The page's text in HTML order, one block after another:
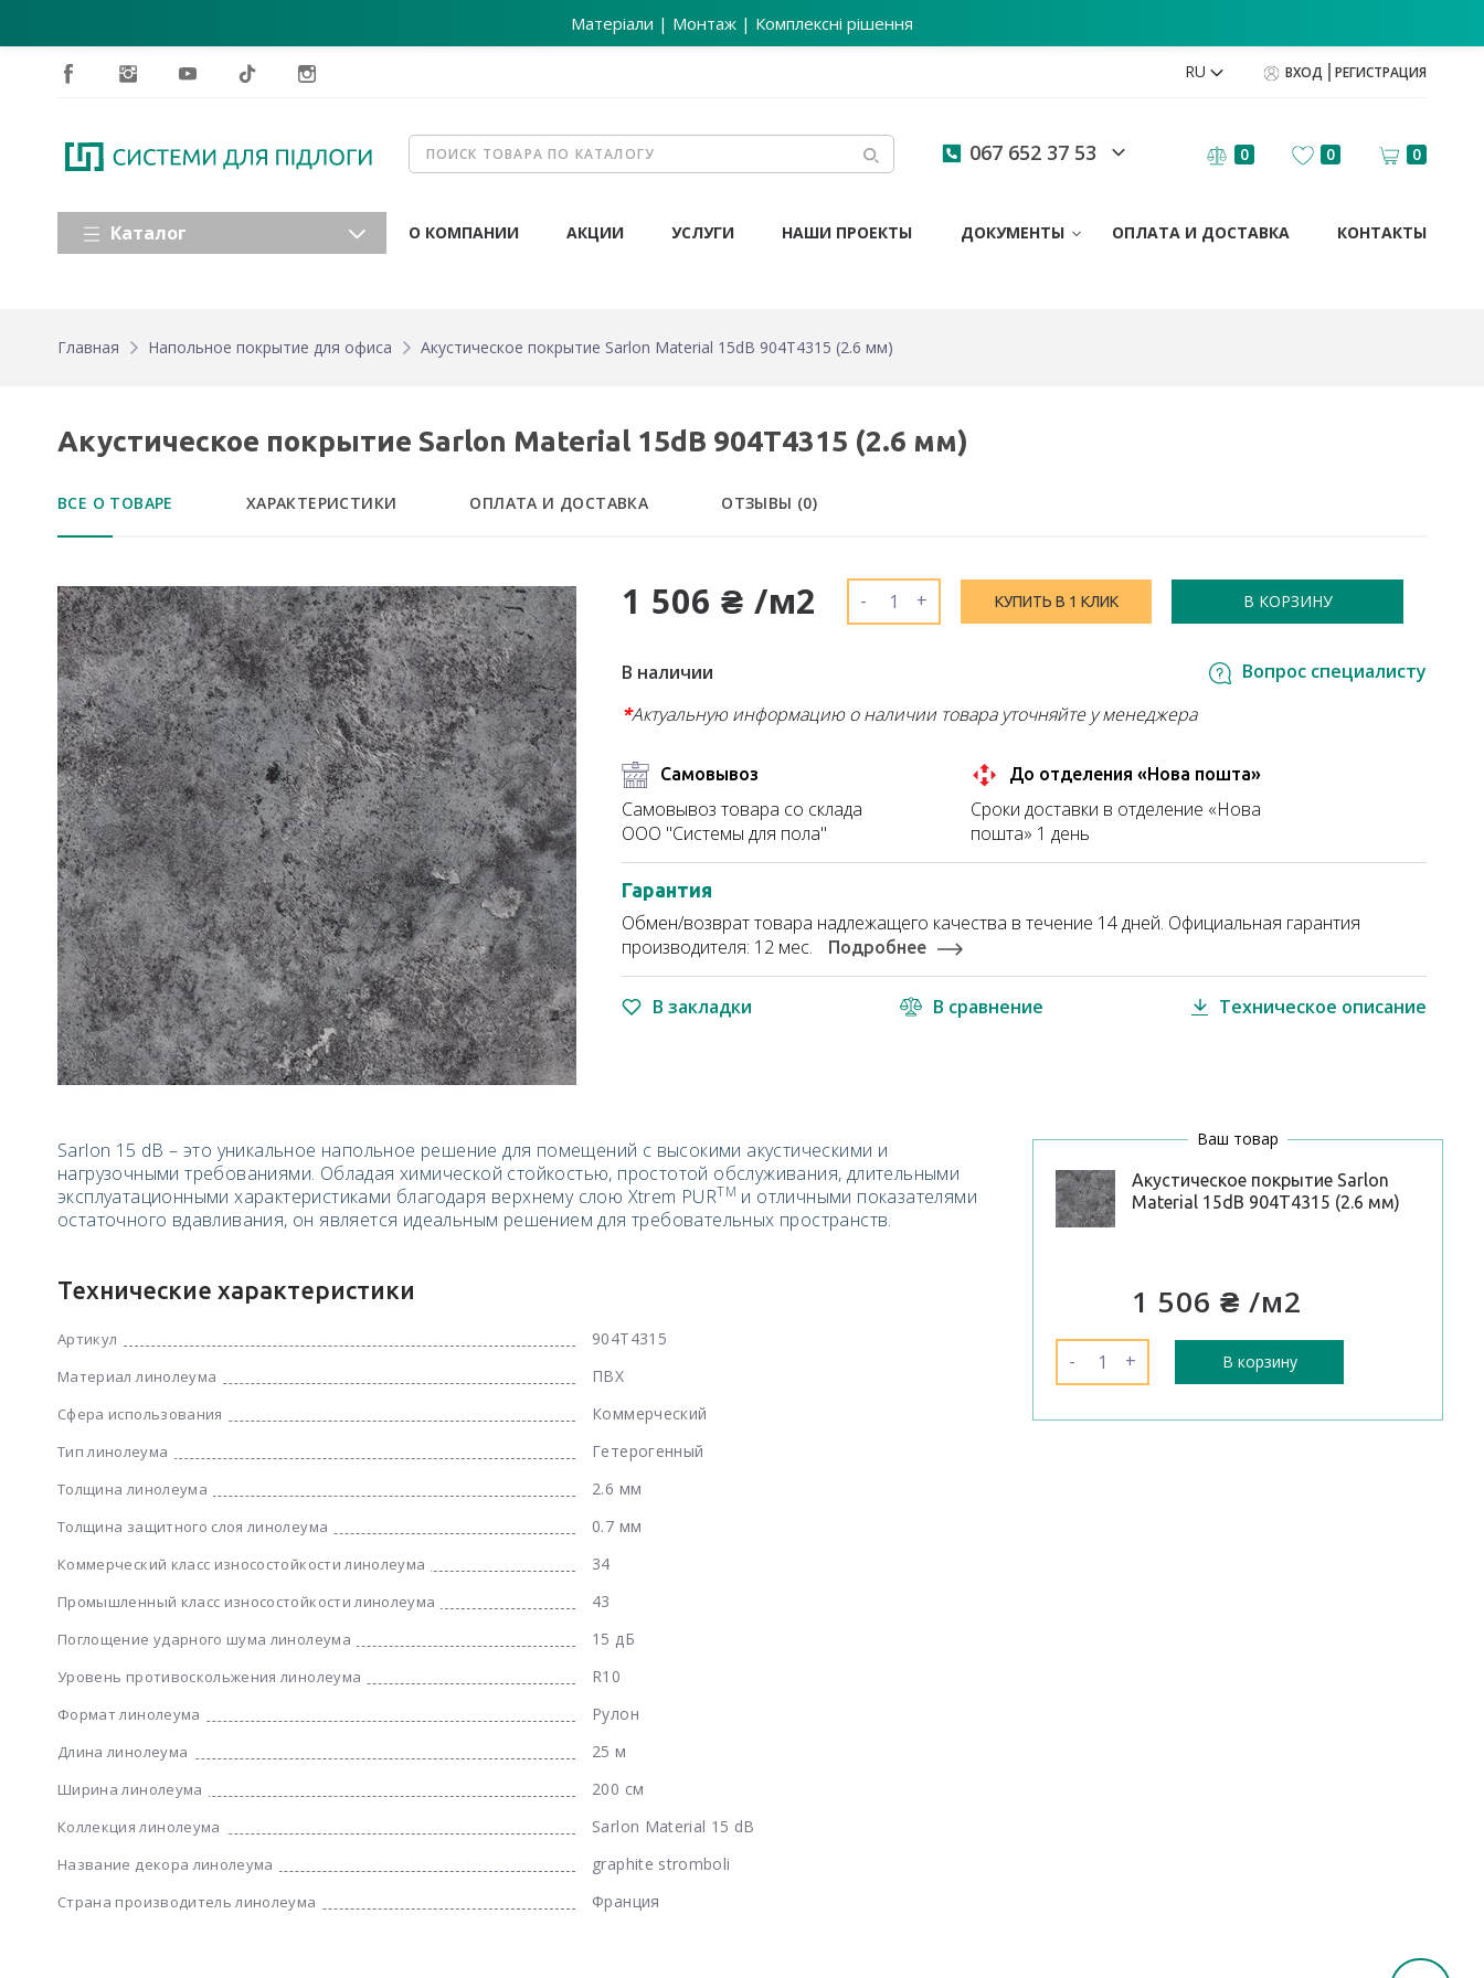
Матеріали | Монтаж | Комплексні рішення
RU ВХОД РЕГИСТРАЦИЯ
067 652 37 53 0 0 0
Каталог О КОМПАНИИ АКЦИИ УСЛУГИ НАШИ ПРОЕКТЫ ДОКУМЕНТЫ ОПЛАТА И ДОСТАВКА КОНТАКТЫ
Главная Напольное покрытие для офиса Акустическое покрытие Sarlon Material 15dB 904T4315 (2.6 мм)
Акустическое покрытие Sarlon Material 15dB 904T4315 (2.6 мм)
ВСЕ О ТОВАРЕ ХАРАКТЕРИСТИКИ ОПЛАТА И ДОСТАВКА ОТЗЫВЫ (0)
1 506 ₴ /м2 - + КУПИТЬ В 1 КЛИК В КОРЗИНУ
В наличии
Вопрос специалисту
*Актуальную информацию о наличии товара уточняйте у менеджера
Самовывоз
Самовывоз товара со склада
ООО "Системы для пола"
До отделения «Нова пошта»
Сроки доставки в отделение «Нова
пошта» 1 день
Гарантия
Обмен/возврат товара надлежащего качества в течение 14 дней. Официальная гарантия
производителя: 12 мес.
Подробнее
В закладки В сравнение Техническое описание
Sarlon 15 dB – это уникальное напольное решение для помещений с высокими акустическими и
нагрузочными требованиями. Обладая химической стойкостью, простотой обслуживания, длительными
эксплуатационными характеристиками благодаря верхнему слою Xtrem PURTM и отличными показателями
остаточного вдавливания, он является идеальным решением для требовательных пространств.
Технические характеристики
Артикул 904T4315
Материал линолеума ПВХ
Сфера использования Коммерческий
Тип линолеума Гетерогенный
Толщина линолеума 2.6 мм
Толщина защитного слоя линолеума 0.7 мм
Коммерческий класс износостойкости линолеума 34
Промышленный класс износостойкости линолеума 43
Поглощение ударного шума линолеума 15 дБ
Уровень противоскольжения линолеума R10
Формат линолеума Рулон
Длина линолеума 25 м
Ширина линолеума 200 см
Коллекция линолеума Sarlon Material 15 dB
Название декора линолеума graphite stromboli
Страна производитель линолеума Франция
Ваш товар
Акустическое покрытие Sarlon
Material 15dB 904T4315 (2.6 мм)
1 506 ₴ /м2
- + В корзину